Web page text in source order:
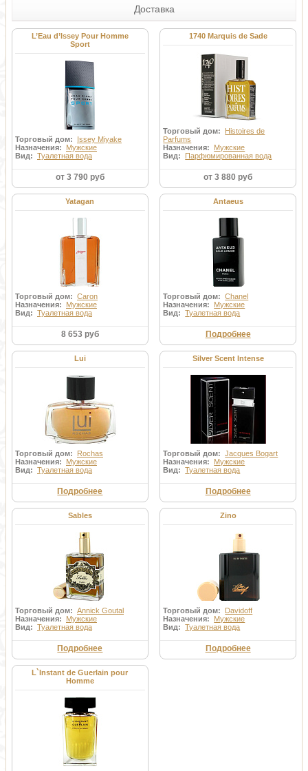
Доставка
L’Eau d’Issey Pour Homme
Sport
Торговый дом:
Issey Miyake
Назначения: Мужские
Вид: Туалетная вода
от 3 790 руб
1740 Marquis de Sade
Торговый дом:
Histoires de
Parfums
Назначения: Мужские
Вид:
Парфюмированная вода
от 3 880 руб
Yatagan
Торговый дом: Caron
Назначения: Мужские
Вид: Туалетная вода
8 653 руб
Antaeus
Торговый дом:Chanel
Назначения: Мужские
Вид:Туалетная вода
Подробнее
Lui
Торговый дом:
Rochas
Назначения: Мужские
Вид: Туалетная вода
Подробнее
Silver Scent Intense
Торговый дом:Jacques Bogart
Назначения: Мужские
Вид:Туалетная вода
Подробнее
Sables
Торговый дом: Annick Goutal
Назначения: Мужские
Вид: Туалетная вода
Подробнее
Zino
Торговый дом:
Davidoff
Назначения: Мужские
Вид:Туалетная вода
Подробнее
L`Instant de Guerlain pour
Homme